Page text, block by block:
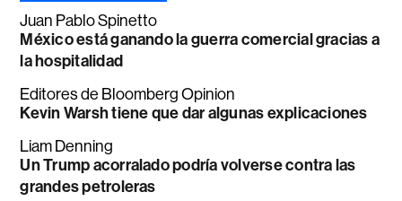
Juan Pablo Spinetto
México está ganando la guerra comercial gracias a
la hospitalidad
Editores de Bloomberg Opinion
Kevin Warsh tiene que dar algunas explicaciones
Liam Denning
Un Trump acorralado podría volverse contra las
grandes petroleras